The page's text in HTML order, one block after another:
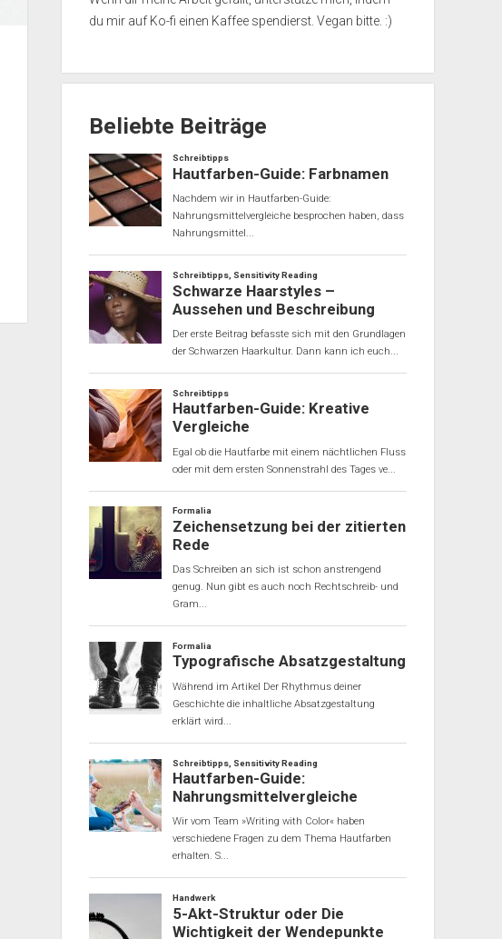
du mir auf Ko-fi einen Kaffee spendierst. Vegan bitte. :)
Beliebte Beiträge